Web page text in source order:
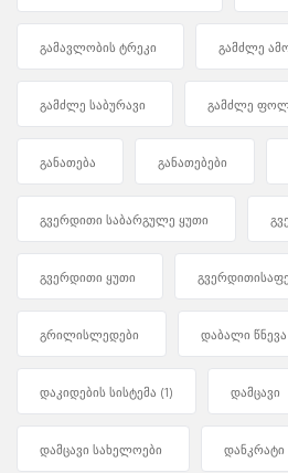
გამავლობის ტრეკი გამძლე
გამძლე საბურავი გამძლე
განათება განათებები
გვერდითი საბარგულე ყუთი
გვერდითი ყუთი
გრილისლედები დაბალი წნევა
დაკიდების სისტემა (1) დამცავი
დამცავი სახელოები დანკრატი